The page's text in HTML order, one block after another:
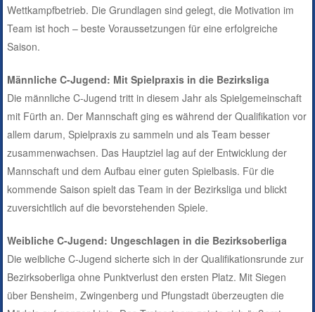
Wettkampfbetrieb. Die Grundlagen sind gelegt, die Motivation im
Team ist hoch – beste Voraussetzungen für eine erfolgreiche
Saison.
Männliche C-Jugend: Mit Spielpraxis in die Bezirksliga
Die männliche C-Jugend tritt in diesem Jahr als Spielgemeinschaft
mit Fürth an. Der Mannschaft ging es während der Qualifikation vor
allem darum, Spielpraxis zu sammeln und als Team besser
zusammenwachsen. Das Hauptziel lag auf der Entwicklung der
Mannschaft und dem Aufbau einer guten Spielbasis. Für die
kommende Saison spielt das Team in der Bezirksliga und blickt
zuversichtlich auf die bevorstehenden Spiele.
Weibliche C-Jugend: Ungeschlagen in die Bezirksoberliga
Die weibliche C-Jugend sicherte sich in der Qualifikationsrunde zur
Bezirksoberliga ohne Punktverlust den ersten Platz. Mit Siegen
über Bensheim, Zwingenberg und Pfungstadt überzeugten die